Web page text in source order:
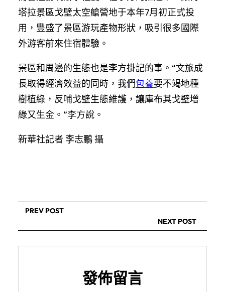
塔拉景區戈壁太空艙營地于本年7月初正式投
用，豐盛了景區游玩產物形狀，吸引很多國際
外游客前來住宿體驗。
景區和周邊的生態也是李方掛記的事。“文旅成
長取得經濟效益的同時，我們包養要不竭地種
樹植綠，反哺戈壁生態維護，讓庫布其戈壁增
綠又生金。”李方說。
新華社記者 李志鵬 攝
PREV POST
NEXT POST
發佈留言